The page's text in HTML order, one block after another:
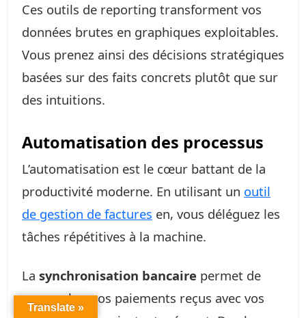
Ces outils de reporting transforment vos
données brutes en graphiques exploitables.
Vous prenez ainsi des décisions stratégiques
basées sur des faits concrets plutôt que sur
des intuitions.
Automatisation des processus
L’automatisation est le cœur battant de la
productivité moderne. En utilisant un outil
de gestion de factures en, vous déléguez les
tâches répétitives à la machine.
La synchronisation bancaire permet de
rapprocher vos paiements reçus avec vos
Translate »